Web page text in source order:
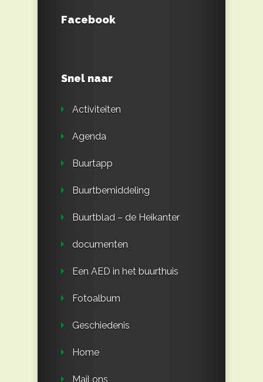
Facebook
Snel naar
Activiteiten
Agenda
Buurtapp
Buurtbemiddeling
Buurtblad – de Heikanter
documenten
Een AED in het buurthuis
Fotoalbum
Geschiedenis
Home
Mail ons